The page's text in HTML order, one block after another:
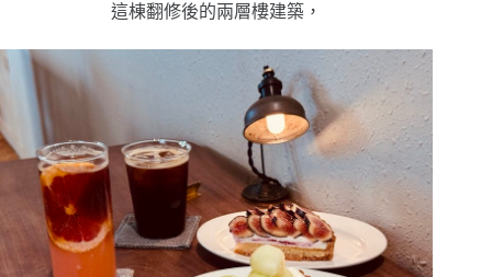
這棟翻修後的兩層樓建築，